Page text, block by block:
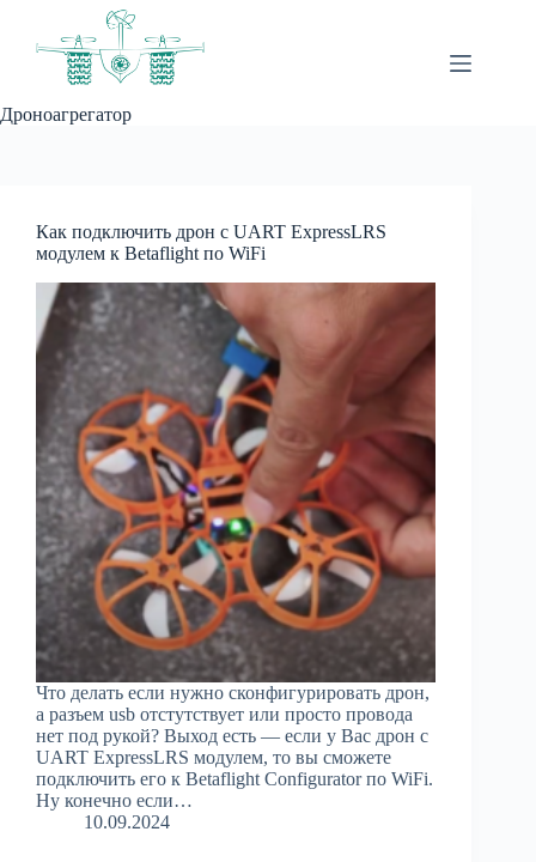
Дроноагрегатор
Как подключить дрон с UART ExpressLRS
модулем к Betaflight по WiFi
Что делать если нужно сконфигурировать дрон,
а разъем usb отстутствует или просто провода
нет под рукой? Выход есть — если у Вас дрон с
UART ExpressLRS модулем, то вы сможете
подключить его к Betaflight Configurator по WiFi.
Ну конечно если…
10.09.2024